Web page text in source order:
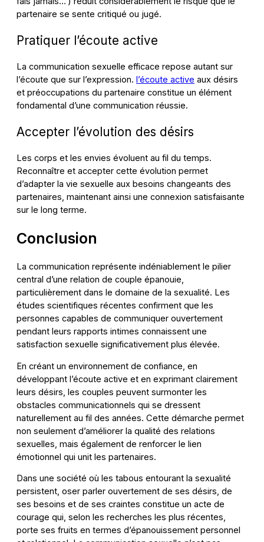
partenaire se sente critiqué ou jugé.
Pratiquer l’écoute active
La communication sexuelle efficace repose autant sur
l’écoute que sur l’expression. l’écoute active aux désirs
et préoccupations du partenaire constitue un élément
fondamental d’une communication réussie.
Accepter l’évolution des désirs
Les corps et les envies évoluent au fil du temps.
Reconnaître et accepter cette évolution permet
d’adapter la vie sexuelle aux besoins changeants des
partenaires, maintenant ainsi une connexion satisfaisante
sur le long terme.
Conclusion
La communication représente indéniablement le pilier
central d’une relation de couple épanouie,
particulièrement dans le domaine de la sexualité. Les
études scientifiques récentes confirment que les
personnes capables de communiquer ouvertement
pendant leurs rapports intimes connaissent une
satisfaction sexuelle significativement plus élevée.
En créant un environnement de confiance, en
développant l’écoute active et en exprimant clairement
leurs désirs, les couples peuvent surmonter les
obstacles communicationnels qui se dressent
naturellement au fil des années. Cette démarche permet
non seulement d’améliorer la qualité des relations
sexuelles, mais également de renforcer le lien
émotionnel qui unit les partenaires.
Dans une société où les tabous entourant la sexualité
persistent, oser parler ouvertement de ses désirs, de
ses besoins et de ses craintes constitue un acte de
courage qui, selon les recherches les plus récentes,
porte ses fruits en termes d’épanouissement personnel